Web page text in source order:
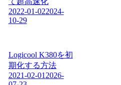
2022-01-022024-
10-29
Logicool K380を初
期化する方法
2021-02-01 2026-